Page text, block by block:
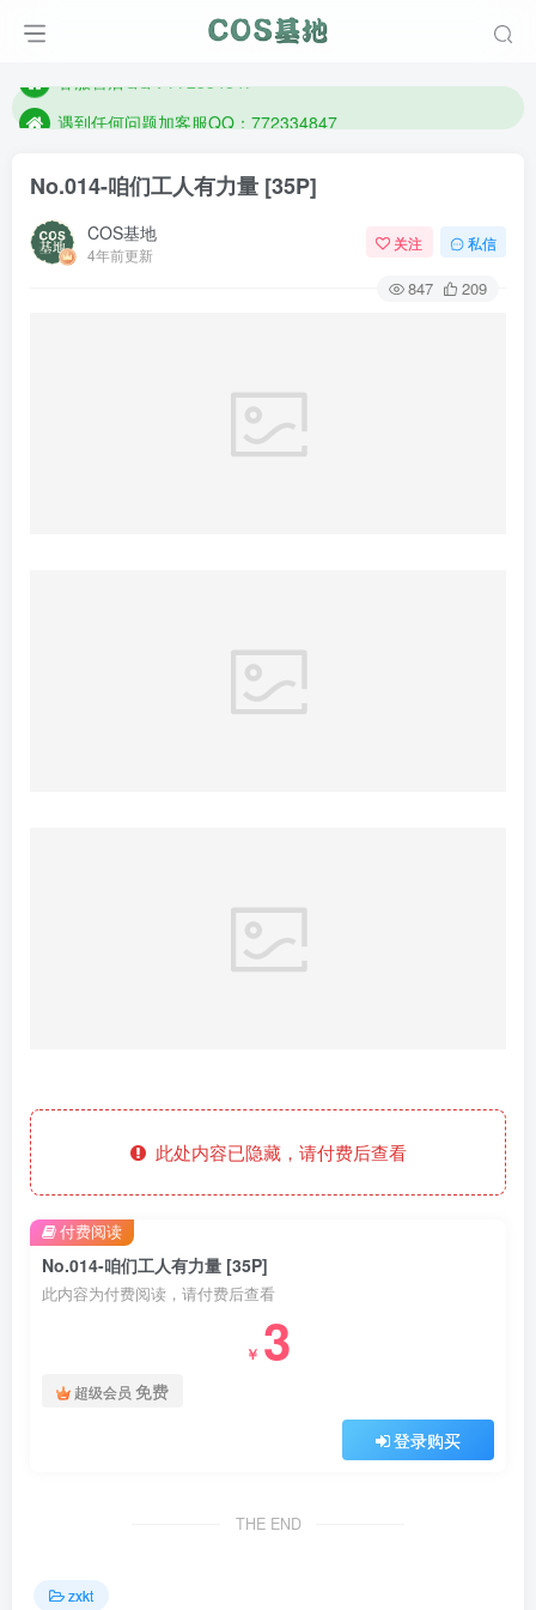
防失联：百度搜索《一七天佳》，实时查看最新站点。
遇到任何问题加客服QQ：772334847
No.014-咱们工人有力量 [35P]
COS基地
4年前更新
关注 私信
847 209
此处内容已隐藏，请付费后查看
No.014-咱们工人有力量 [35P]
此内容为付费阅读，请付费后查看
￥ 3
超级会员 免费
登录购买
付费阅读
THE END
zxkt